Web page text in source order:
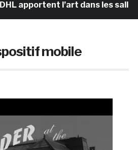
apportent l’art dans les salles
mobile